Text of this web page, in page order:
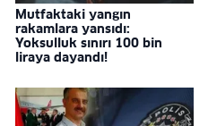
Mutfaktaki yangın
rakamlara yansıdı:
Yoksulluk sınırı 100 bin
liraya dayandı!